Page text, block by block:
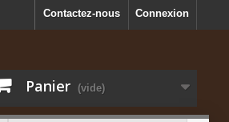
Connexion
Contactez-nous
Panier (vide)